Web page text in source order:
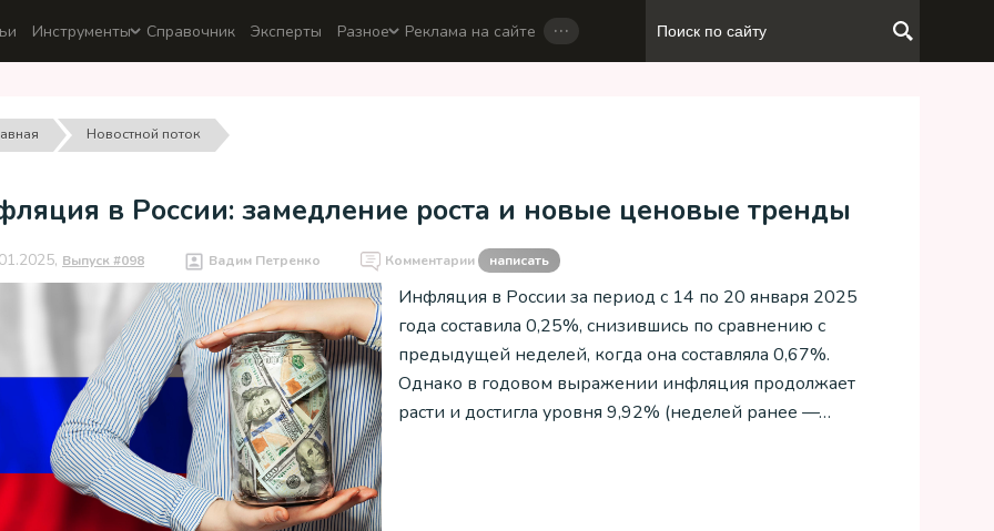
Инструменты Справочник Эксперты Разное Реклама на сайте …
Новостной поток
в России: замедление роста и новые ценовые тренды
Выпуск #098 Вадим Петренко Комментарии написать
Инфляция в России за период с 14 по 20 января 2025
года составила 0,25%, снизившись по сравнению с
предыдущей неделей, когда она составляла 0,67%.
Однако в годовом выражении инфляция продолжает
расти и достигла уровня 9,92% (неделей ранее —…